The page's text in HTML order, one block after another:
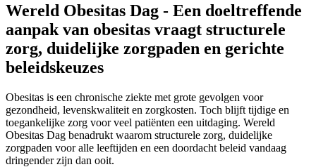
Wereld Obesitas Dag - Een doeltreffende
aanpak van obesitas vraagt structurele
zorg, duidelijke zorgpaden en gerichte
beleidskeuzes
Obesitas is een chronische ziekte met grote gevolgen voor
gezondheid, levenskwaliteit en zorgkosten. Toch blijft tijdige en
toegankelijke zorg voor veel patiënten een uitdaging. Wereld
Obesitas Dag benadrukt waarom structurele zorg, duidelijke
zorgpaden voor alle leeftijden en een doordacht beleid vandaag
dringender zijn dan ooit.